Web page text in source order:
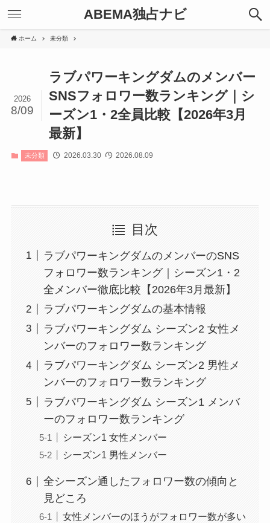
ABEMA独占ナビ
ホーム 未分類
ラブパワーキングダムのメンバー
SNSフォロワー数ランキング｜シ
ーズン1・2全員比較【2026年3月
最新】
2026
8/09
未分類 2026.03.30 2026.08.09
目次
ラブパワーキングダムのメンバーのSNS
フォロワー数ランキング｜シーズン1・2
全メンバー徹底比較【2026年3月最新】
ラブパワーキングダムの基本情報
ラブパワーキングダム シーズン2 女性メ
ンバーのフォロワー数ランキング
ラブパワーキングダム シーズン2 男性メ
ンバーのフォロワー数ランキング
ラブパワーキングダム シーズン1 メンバ
ーのフォロワー数ランキング
シーズン1 女性メンバー
シーズン1 男性メンバー
全シーズン通したフォロワー数の傾向と
見どころ
女性メンバーのほうがフォロワー数が多い